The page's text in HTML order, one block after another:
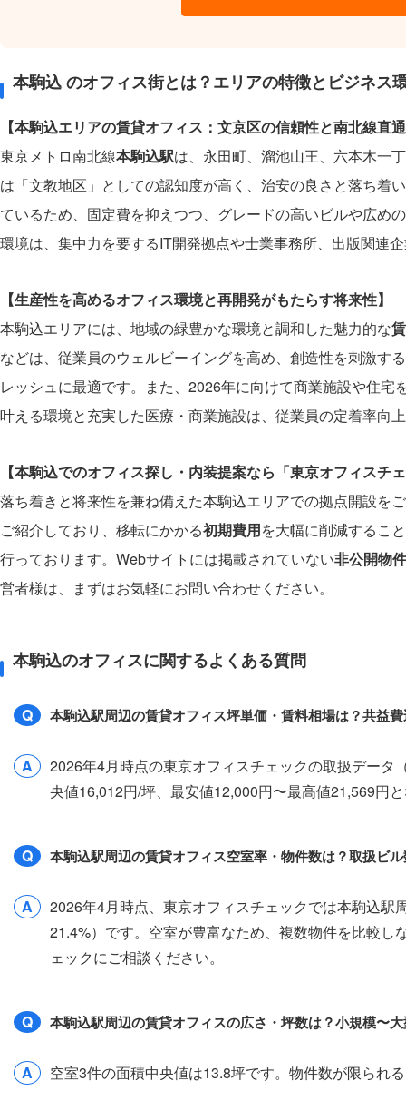
本駒込 のオフィス街とは？エリアの特徴とビジネス
【本駒込エリアの賃貸オフィス：文京区の信頼性と南北線直
東京メトロ南北線本駒込駅は、永田町、溜池山王、六本木一
は「文教地区」としての認知度が高く、治安の良さと落ち着
ているため、固定費を抑えつつ、グレードの高いビルや広め
環境は、集中力を要するIT開発拠点や士業事務所、出版関連
【生産性を高めるオフィス環境と再開発がもたらす将来性】
本駒込エリアには、地域の緑豊かな環境と調和した魅力的な
などは、従業員のウェルビーイングを高め、創造性を刺激す
レッシュに最適です。また、2026年に向けて商業施設や住宅
叶える環境と充実した医療・商業施設は、従業員の定着率向
【本駒込でのオフィス探し・内装提案なら「東京オフィスチ
落ち着きと将来性を兼ね備えた本駒込エリアでの拠点開設を
ご紹介しており、移転にかかる初期費用を大幅に削減するこ
行っております。Webサイトには掲載されていない非公開物件
営者様は、まずはお気軽にお問い合わせください。
本駒込のオフィスに関するよくある質問
Q 本駒込駅周辺の賃貸オフィス坪単価・賃料相場は？共益
A
2026年4月時点の東京オフィスチェックの取扱デー
央値16,012円/坪、最安値12,000円〜最高値21,569円
Q 本駒込駅周辺の賃貸オフィス空室率・物件数は？取扱ビ
A
2026年4月時点、東京オフィスチェックでは本駒込
21.4%）です。空室が豊富なため、複数物件を比較
ェックにご相談ください。
Q 本駒込駅周辺の賃貸オフィスの広さ・坪数は？小規模〜
A 空室3件の面積中央値は13.8坪です。物件数が限られ